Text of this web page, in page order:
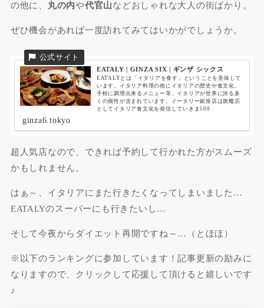
の他に、 丸の内や代官山などおしゃれな大人の街ばかり。
ぜひ機会があれば一度訪れてみてはいかがでしょうか。
EATALY | GINZA SIX | ギンザ シックス
EATALYとは「イタリアを食す」ということを意味して
います。イタリア料理の他にイタリアの歴史や食文化、
手軽に調理出来るメニュー等、イタリアが世界に誇る多
くの個性が含まれています。イータリー銀座店は旗艦店
としてイタリア食文化を発信していきま500
ginza6.tokyo
超人気店なので、 できれば予約して行かれた方がスムーズ
かもしれません 。
はぁ～、イタリアにまた行きたくなってしまいました…
EATALYのスーパーにも行きたいし…
そして今夜からダイエット再開ですね～…（とほほ）
※以下のランキングに参加しています！記事更新の励みに
なりますので、クリックして応援して頂けると嬉しいです
♪